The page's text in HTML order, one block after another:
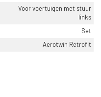
Voor voertuigen met stuur
links
Set
Aerotwin Retrofit